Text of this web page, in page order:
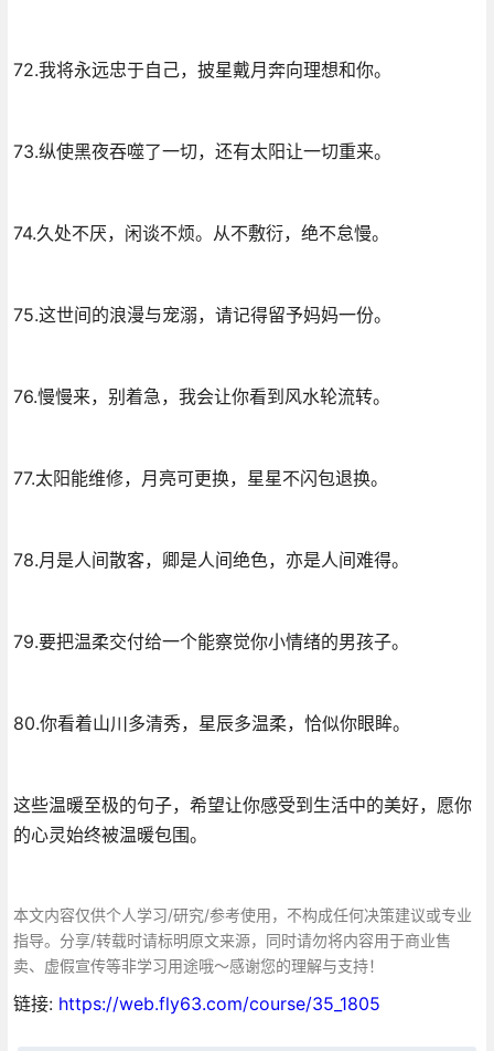
72.我将永远忠于自己，披星戴月奔向理想和你。
73.纵使黑夜吞噬了一切，还有太阳让一切重来。
74.久处不厌，闲谈不烦。从不敷衍，绝不怠慢。
75.这世间的浪漫与宠溺，请记得留予妈妈一份。
76.慢慢来，别着急，我会让你看到风水轮流转。
77.太阳能维修，月亮可更换，星星不闪包退换。
78.月是人间散客，卿是人间绝色，亦是人间难得。
79.要把温柔交付给一个能察觉你小情绪的男孩子。
80.你看着山川多清秀，星辰多温柔，恰似你眼眸。
这些温暖至极的句子，希望让你感受到生活中的美好，愿你
的心灵始终被温暖包围。
本文内容仅供个人学习/研究/参考使用，不构成任何决策建议或专业
指导。分享/转载时请标明原文来源，同时请勿将内容用于商业售
卖、虚假宣传等非学习用途哦～感谢您的理解与支持！
链接: https://web.fly63.com/course/35_1805